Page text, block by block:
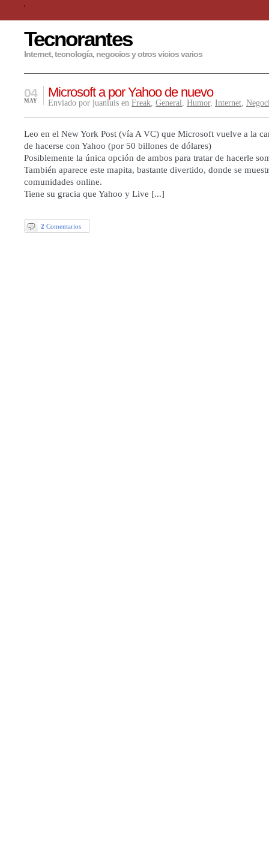
Tecnorantes
Internet, tecnología, negocios y otros vicios varios
Microsoft a por Yahoo de nuevo
04
MAY Enviado por juanluis en Freak, General, Humor, Internet,
Leo en el New York Post (vía A VC) que Microsoft vuelve a la
de hacerse con Yahoo (por 50 billones de dólares)
Posiblemente la única opción de ambos para tratar de hacerle
También aparece este mapita, bastante divertido, donde se
comunidades online.
Tiene su gracia que Yahoo y Live [...]
2 Comentarios